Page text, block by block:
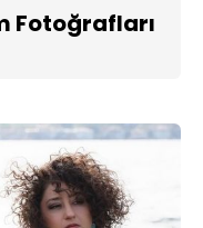
Fotoğrafları